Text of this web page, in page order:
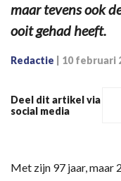
maar tevens ook
ooit gehad heeft.
Redactie 10 februari
Deel dit artikel via
social media
Met zijn 97 jaar, maar